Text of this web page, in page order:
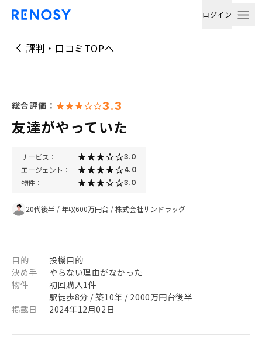
ログイン
評判・口コミTOPへ
総合評価： 3.3
友達がやっていた
サービス： 3.0
エージェント： 4.0
物件： 3.0
20代後半 / 年収600万円台 /株式会社サンドラッグ
目的
投機目的
決め手
やらない理由がなかった
物件
初回購入1件
駅徒歩8分 / 築10年 / 2000万円台後半
掲載日
2024年12月02日